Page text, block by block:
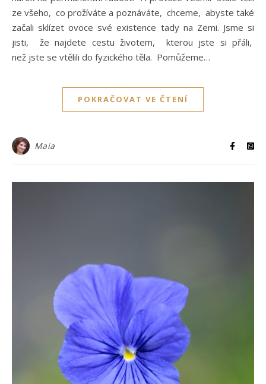
ze všeho, co prožíváte a poznáváte, chceme, abyste také
začali sklízet ovoce své existence tady na Zemi. Jsme si
jisti, že najdete cestu životem, kterou jste si přáli,
než jste se vtělili do fyzického těla. Pomůžeme…
POKRAČOVAT VE ČTENÍ
Maia